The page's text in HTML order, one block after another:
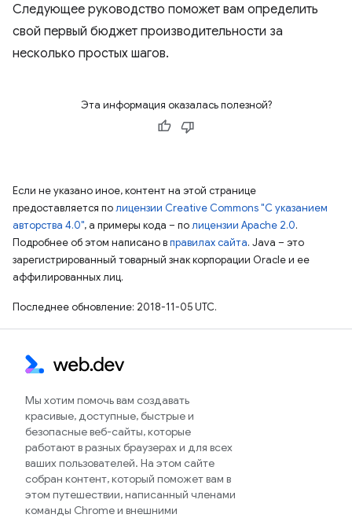
Следующее руководство поможет вам определить
свой первый бюджет производительности за
несколько простых шагов.
Эта информация оказалась полезной?
Если не указано иное, контент на этой странице
предоставляется полицензии Creative Commons "С указанием
авторства 4.0", а примеры кода – полицензии Apache 2.0.
Подробнее об этом написано вправилах сайта. Java – это
зарегистрированный товарный знак корпорации Oracle и ее
аффилированных лиц.
Последнее обновление: 2018-11-05 UTC.
Мы хотим помочь вам создавать
красивые, доступные, быстрые и
безопасные веб-сайты, которые
работают в разных браузерах и для всех
ваших пользователей. На этом сайте
собран контент, который поможет вам в
этом путешествии, написанный членами
команды Chrome и внешними